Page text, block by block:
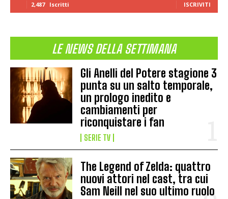
2,487 Iscritti ISCRIVITI
LE NEWS DELLA SETTIMANA
Gli Anelli del Potere stagione 3
punta su un salto temporale,
un prologo inedito e
cambiamenti per
riconquistare i fan
SERIE TV
The Legend of Zelda: quattro
nuovi attori nel cast, tra cui
Sam Neill nel suo ultimo ruolo